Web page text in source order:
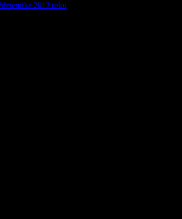
2013 roku
uchwał i stanowisk ostatniego 38. Zjazdu ZHP -